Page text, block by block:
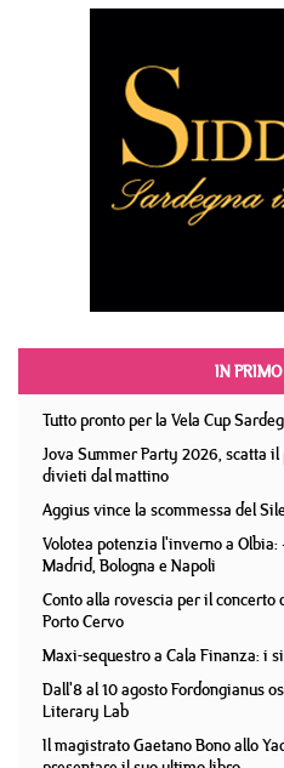
IN
Tutto pronto per la Vela Cup
Jova Summer Party 2026, scatta
divieti dal mattino
Aggius vince la scommessa del
Volotea potenzia l'inverno a
Madrid, Bologna e Napoli
Conto alla rovescia per il concerto
Porto Cervo
Maxi-sequestro a Cala Finanza: i
Dall'8 al 10 agosto Fordongianus
Literary Lab
Il magistrato Gaetano Bono allo